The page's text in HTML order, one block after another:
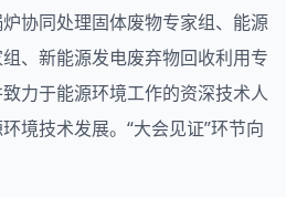
协同处理固体废物专家组、能源
、新能源发电废弃物回收利用专
力于能源环境工作的资深技术人
境技术发展。“大会见证”环节向